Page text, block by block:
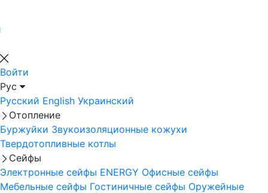
Войти
Рус
Русский English Украинский
Отопление
Буржуйки Звукоизоляционные кожухи
Твердотопливные котлы
Сейфы
Электронные сейфы ENERGY Офисные сейфы
Мебельные сейфы Гостиничные сейфы Оружейные